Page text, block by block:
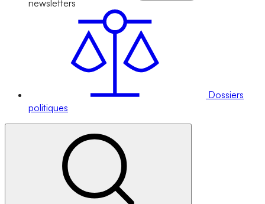
newsletters
Dossiers
politiques